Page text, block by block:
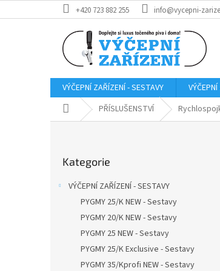
na
+420 723 882 255 info@vycepni-
VÝČEPNÍ ZAŘÍZENÍ - SESTAVY
Domů PŘÍSLUŠENSTVÍ
kategorie
Kategorie
VÝČEPNÍ ZAŘÍZENÍ - SESTAVY
PYGMY 25/K NEW - Sestavy
PYGMY 20/K NEW - Sestavy
PYGMY 25 NEW - Sestavy
PYGMY 25/K Exclusive - Sestavy
PYGMY 35/Kprofi NEW - Sestavy